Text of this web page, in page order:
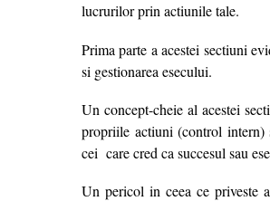
lucrurilor prin actiunile tale.
Prima parte a acestei sectiuni
si gestionarea esecului.
Un concept-cheie al acestei
propriile actiuni (control intern)
cei care cred ca succesul sau
Un pericol in ceea ce priveste